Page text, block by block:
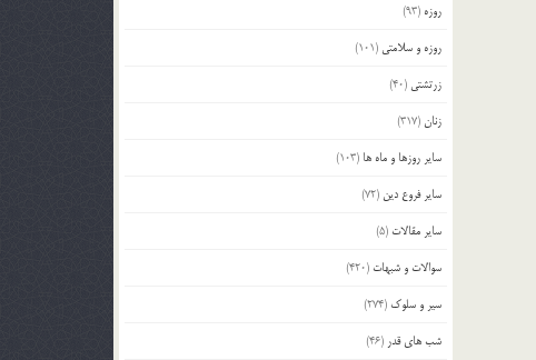
روزه (93)
روزه و سلامتی (101)
زرتشتی (40)
زنان(317)
سایر روزها و ماه ها (103)
سایر فروع دین (72)
سایر مقالات (5)
سوالات و شبهات (420)
سیر و سلوک (274)
شب های قدر (46)